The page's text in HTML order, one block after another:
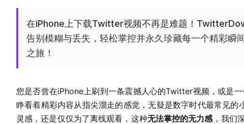
在iPhone上下载Twitter视频不再是难题！
告别模糊与丢失，轻松掌控并永久珍藏每一个精彩瞬
之旅！
您是否曾在iPhone上刷到一条震撼人心的Twitter视频，或是
睁看着精彩内容从指尖溜走的感觉，无疑是数字时代最常见
灵感，还是仅仅为了离线观看，这种无法掌控的无力感，我们